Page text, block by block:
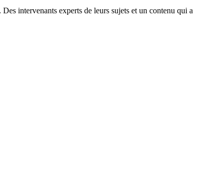
intervenants experts de leurs sujets et un contenu qui a